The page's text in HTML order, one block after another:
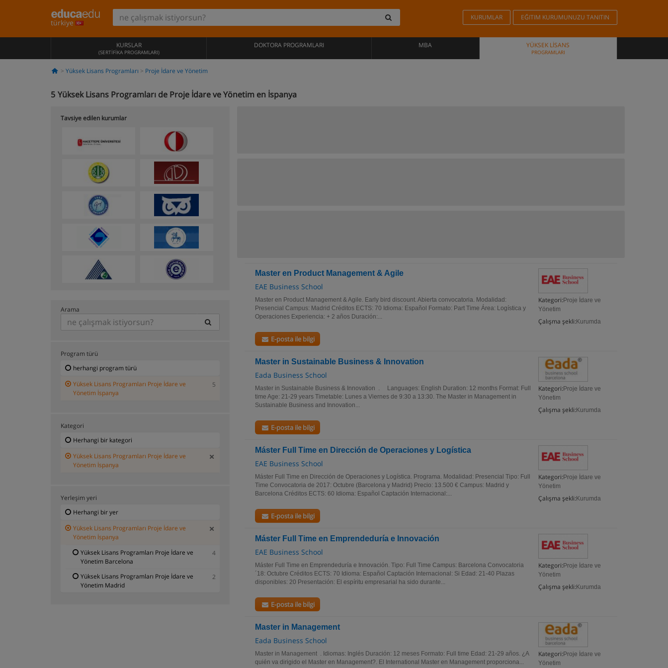
türkiye
KURUMLAR EĞITIM KURUMUNUZU TANITIN
KURSLAR
(SERTIFIKA PROGRAMLARI)
DOKTORA PROGRAMLARI MBA YÜKSEK LISANS
PROGRAMLARI
Yüksek Lisans Programları Proje İdare ve Yönetim
5 Yüksek Lisans Programları de Proje İdare ve Yönetim en İspanya
Master en Product Management & Agile
EAE Business School
Kategori: Proje İdare ve
Yönetim
Çalışma şekli: Kurumda
Master en Product Management & Agile. Early bird discount. Abierta convocatoria. Modalidad:
Presencial Campus: Madrid Créditos ECTS: 70 Idioma: Español Formato: Part Time Área: Logística y
Operaciones Experiencia: + 2 años Duración:...
E-posta ile bilgi
Master in Sustainable Business & Innovation
Eada Business School
Kategori: Proje İdare ve
Yönetim
Çalışma şekli: Kurumda
Master in Sustainable Business & Innovation . Languages: English Duration: 12 months Format: Full
time Age: 21-29 years Timetable: Lunes a Viernes de 9:30 a 13:30. The Master in Management in
Sustainable Business and Innovation...
E-posta ile bilgi
Máster Full Time en Dirección de Operaciones y Logística
EAE Business School
Kategori: Proje İdare ve
Yönetim
Çalışma şekli: Kurumda
Máster Full Time en Dirección de Operaciones y Logística. Programa. Modalidad: Presencial Tipo: Full
Time Convocatoria de 2017: Octubre (Barcelona y Madrid) Precio: 13.500 € Campus: Madrid y
Barcelona Créditos ECTS: 60 Idioma: Español Captación Internacional:...
E-posta ile bilgi
Máster Full Time en Emprendeduría e Innovación
EAE Business School
Kategori: Proje İdare ve
Yönetim
Çalışma şekli: Kurumda
Máster Full Time en Emprendeduría e Innovación. Tipo: Full Time Campus: Barcelona Convocatoria
´18: Octubre Créditos ECTS: 70 Idioma: Español Captación Internacional: Si Edad: 21-40 Plazas
disponibles: 20 Presentación: El espíritu empresarial ha sido durante...
E-posta ile bilgi
Master in Management
Eada Business School
Kategori: Proje İdare ve
Yönetim
Master in Management . Idiomas: Inglés Duración: 12 meses Formato: Full time Edad: 21-29 años. ¿A
quién va dirigido el Master en Management?. El International Master en Management proporciona...
Tavsiye edilen kurumlar
Arama
Program türü
herhangi program türü
Yüksek Lisans Programları Proje İdare ve
Yönetim İspanya
5
Kategori
Herhangi bir kategori
Yüksek Lisans Programları Proje İdare ve
Yönetim İspanya
Yerleşim yeri
Herhangi bir yer
Yüksek Lisans Programları Proje İdare ve
Yönetim İspanya
Yüksek Lisans Programları Proje İdare ve
Yönetim Barcelona
4
Yüksek Lisans Programları Proje İdare ve
Yönetim Madrid
2